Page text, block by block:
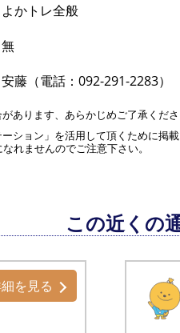
よかトレ全般
無
安藤（電話：092-291-2283）
あります、あらかじめご了承くださ
ション」を活用して頂くために掲載
れませんのでご注意下さい。
この近くの
を見る